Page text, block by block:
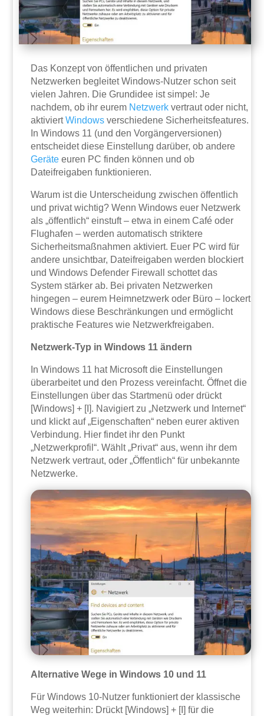
Das Konzept von öffentlichen und privaten
Netzwerken begleitet Windows-Nutzer schon seit
vielen Jahren. Die Grundidee ist simpel: Je
nachdem, ob ihr eurem Netzwerk vertraut oder nicht,
aktiviertWindows verschiedene Sicherheitsfeatures.
In Windows 11 (und den Vorgängerversionen)
entscheidet diese Einstellung darüber, ob andere
Geräte euren PC finden können und ob
Dateifreigaben funktionieren.
Warum ist die Unterscheidung zwischen öffentlich
und privat wichtig? Wenn Windows euer Netzwerk
als „öffentlich“ einstuft – etwa in einem Café oder
Flughafen – werden automatisch striktere
Sicherheitsmaßnahmen aktiviert. Euer PC wird für
andere unsichtbar, Dateifreigaben werden blockiert
und Windows Defender Firewall schottet das
System stärker ab. Bei privaten Netzwerken
hingegen – eurem Heimnetzwerk oder Büro – lockert
Windows diese Beschränkungen und ermöglicht
praktische Features wie Netzwerkfreigaben.
Netzwerk-Typ in Windows 11 ändern
In Windows 11 hat Microsoft die Einstellungen
überarbeitet und den Prozess vereinfacht. Öffnet die
Einstellungen über das Startmenü oder drückt
[Windows] + [I]. Navigiert zu „Netzwerk und Internet“
und klickt auf „Eigenschaften“ neben eurer aktiven
Verbindung. Hier findet ihr den Punkt
„Netzwerkprofil“. Wählt „Privat“ aus, wenn ihr dem
Netzwerk vertraut, oder „Öffentlich“ für unbekannte
Netzwerke.
Alternative Wege in Windows 10 und 11
Für Windows 10-Nutzer funktioniert der klassische
Weg weiterhin: Drückt [Windows] + [I] für die